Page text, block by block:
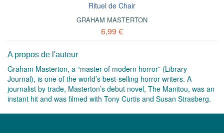
Rituel de Chair
GRAHAM MASTERTON
6,99 €
A propos de l'auteur
Graham Masterton, a “master of modern horror” (Library
Journal), is one of the world’s best-selling horror writers. A
journalist by trade, Masterton’s debut novel, The Manitou, was an
instant hit and was filmed with Tony Curtis and Susan Strasberg.